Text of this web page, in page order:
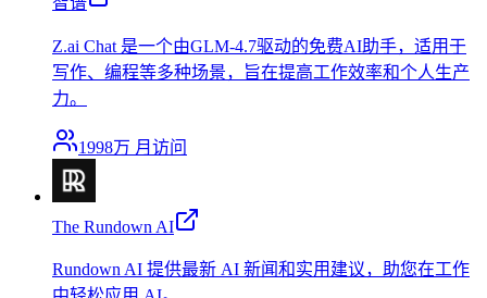
Z.ai Chat 是一个由GLM-4.7驱动的免费AI助手，适用于
写作、编程等多种场景，旨在提高工作效率和个人生产
力。
1998万 月访问
The Rundown AI
Rundown AI 提供最新 AI 新闻和实用建议，助您在工作